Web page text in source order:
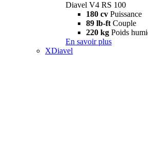
Diavel V4 RS 100
180 cv Puissance
89 lb-ft Couple
220 kg Poids
En savoir plus
XDiavel